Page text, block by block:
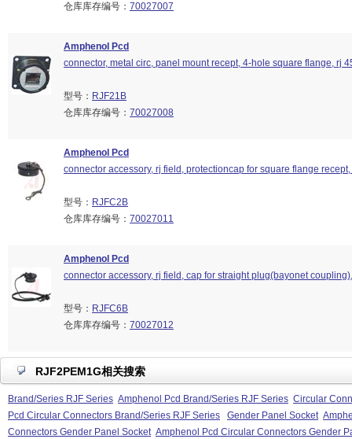
仓库库存编号： 70027007
Amphenol Pcd
connector, metal circ, panel mount recept, 4-hole square flange, rj
型号： RJF21B
仓库库存编号： 70027008
Amphenol Pcd
connector accessory, rj field, protectioncap for square flange
型号： RJFC2B
仓库库存编号： 70027011
Amphenol Pcd
connector accessory, rj field, cap for straight plug(bayonet
型号： RJFC6B
仓库库存编号： 70027012
RJF2PEM1G相关搜索
Brand/Series RJF Series Amphenol Pcd Brand/Series RJF Series Circular
Pcd Circular Connectors Brand/Series RJF Series
Gender Panel Socket
Connectors Gender Panel Socket Amphenol Pcd Circular Connectors Gender